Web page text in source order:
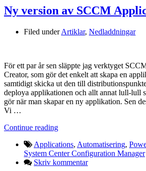
Ny version av SCCM
Filed underArtiklar, Nedladdningar
För ett par år sen släppte jag verktyget
Creator, som gör det enkelt att skapa en
samtidigt skicka ut den till
deploya applikationen och allt annat lull-lull
gör när man skapar en ny applikation. Sen
Vi …
Continue reading
Applications, Automatisering,
System Center Configuration Manager
Skriv kommentar